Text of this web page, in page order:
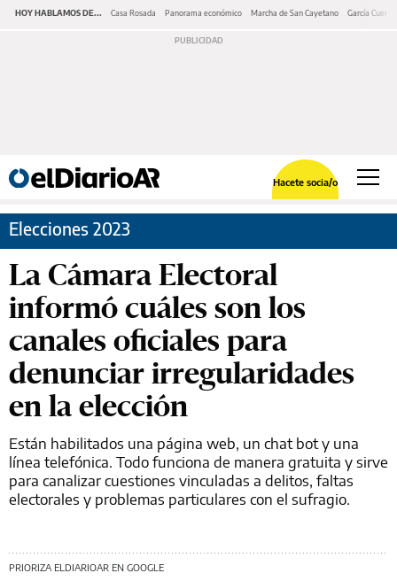
HOY HABLAMOS DE... Casa Rosada Panorama económico Marcha de San Cayetano García Cuerva
Hacete socia/o
Elecciones 2023
La Cámara Electoral
informó cuáles son los
canales oficiales para
denunciar irregularidades
en la elección
Están habilitados una página web, un chat bot y una
línea telefónica. Todo funciona de manera gratuita y sirve
para canalizar cuestiones vinculadas a delitos, faltas
electorales y problemas particulares con el sufragio.
PRIORIZA ELDIARIOAR EN GOOGLE